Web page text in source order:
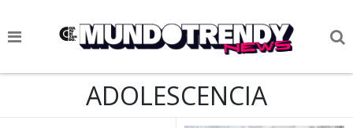
NOTICIAS
ADOLESCENCIA